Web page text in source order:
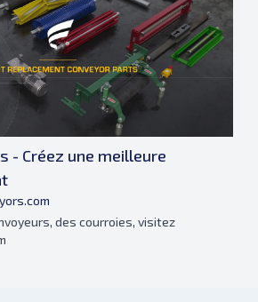
- Créez une meilleure
des courroies, visitez